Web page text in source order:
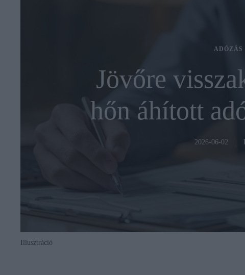
ADÓZÁS
Jövőre
hőn áhított
2026-06-02
Illusztráció